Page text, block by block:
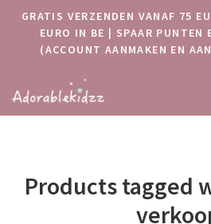
GRATIS VERZENDEN VANAF 75
EURO IN BE | SPAAR PUNTEN
(ACCOUNT AANMAKEN EN
Products tagged